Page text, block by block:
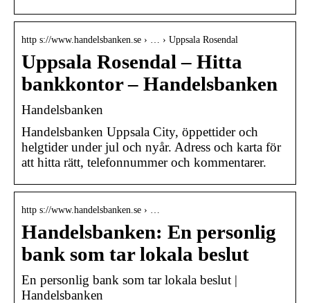
http s://www.handelsbanken.se › … › Uppsala Rosendal
Uppsala Rosendal – Hitta
bankkontor – Handelsbanken
Handelsbanken
Handelsbanken Uppsala City, öppettider och
helgtider under jul och nyår. Adress och karta för
att hitta rätt, telefonnummer och kommentarer.
http s://www.handelsbanken.se › …
Handelsbanken: En personlig
bank som tar lokala beslut
En personlig bank som tar lokala beslut |
Handelsbanken